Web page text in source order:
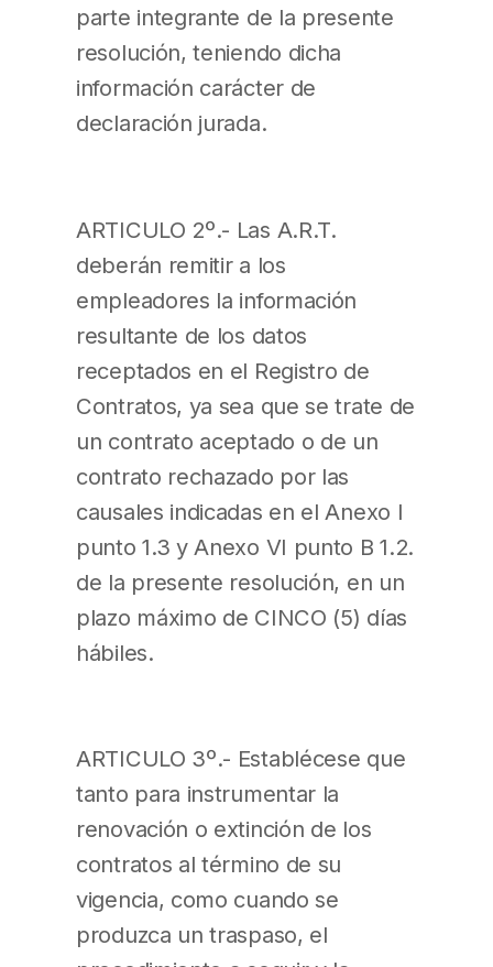
parte integrante de la presente
resolución, teniendo dicha
información carácter de
declaración jurada.
ARTICULO 2º.- Las A.R.T.
deberán remitir a los
empleadores la información
resultante de los datos
receptados en el Registro de
Contratos, ya sea que se trate de
un contrato aceptado o de un
contrato rechazado por las
causales indicadas en el Anexo I
punto 1.3 y Anexo VI punto B 1.2.
de la presente resolución, en un
plazo máximo de CINCO (5) días
hábiles.
ARTICULO 3º.- Establécese que
tanto para instrumentar la
renovación o extinción de los
contratos al término de su
vigencia, como cuando se
produzca un traspaso, el